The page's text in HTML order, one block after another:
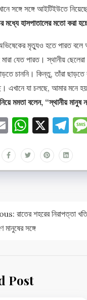
সঙ্গে সঙ্গে আইটিইউতে
মধ্যে হাসপাতালের মতো করা
মৃত্যুও হতে পারত বলে
যেত পারত। স্থানীয়
চাননি। কিন্তু, তাঁরা
এখানে যা চলছে, আমার মনে
মমতা বলেন, “স্থানীয়
EmailX
রাতের শহরের নিরাপত্তা
মানুষের সঙ্গে
Post